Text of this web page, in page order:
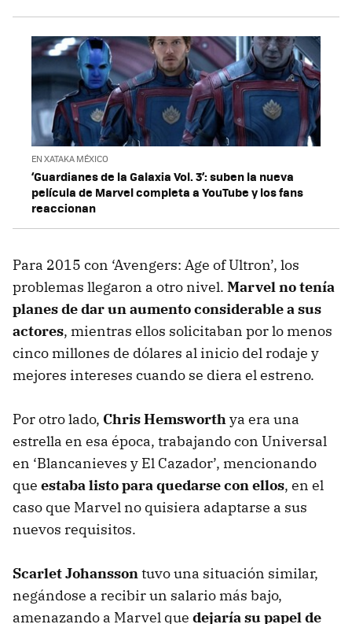
EN XATAKA MÉXICO
‘Guardianes de la Galaxia Vol. 3’: suben la nueva
película de Marvel completa a YouTube y los fans
reaccionan
Para 2015 con ‘Avengers: Age of Ultron’, los
problemas llegaron a otro nivel. Marvel no tenía
planes de dar un aumento considerable a sus
actores, mientras ellos solicitaban por lo menos
cinco millones de dólares al inicio del rodaje y
mejores intereses cuando se diera el estreno.
Por otro lado, Chris Hemsworthya era una
estrella en esa época, trabajando con Universal
en ‘Blancanieves y El Cazador’, mencionando
que estaba listo para quedarse con ellos, en el
caso que Marvel no quisiera adaptarse a sus
nuevos requisitos.
Scarlet Johanssontuvo una situación similar,
negándose a recibir un salario más bajo,
amenazando a Marvel que dejaría su papel de